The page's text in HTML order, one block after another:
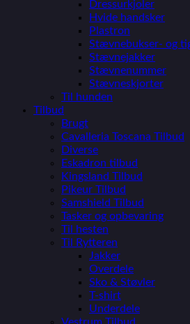
Dressurkjoler
Hvide handsker
Plastron
Stævnebukser- og
Stævnejakker
Stævnenummer
Stævneskjorter
Til hunden
Tilbud
Brugt
Cavalleria Toscana Tilbud
Diverse
Eskadron tilbud
Kingsland Tilbud
Pikeur Tilbud
Samshield Tilbud
Tasker og opbevaring
Til hesten
Til Rytteren
Jakker
Overdele
Sko & Støvler
T-shirt
Underdele